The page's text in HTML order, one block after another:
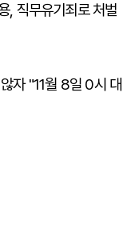
, 직무유기죄로 처벌
자 "11월 8일 0시 대